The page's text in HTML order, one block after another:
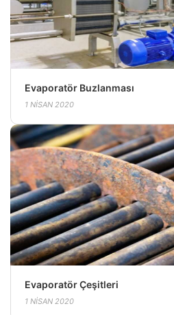
Evaporatör Buzlanması
1 NISAN 2020
Evaporatör Çeşitleri
1 NISAN 2020